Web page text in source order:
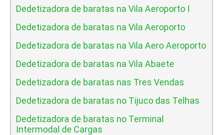
Dedetizadora de baratas na Vila Aeroporto I
Dedetizadora de baratas na Vila Aeroporto
Dedetizadora de baratas na Vila Aero Aeroporto
Dedetizadora de baratas na Vila Abaete
Dedetizadora de baratas nas Tres Vendas
Dedetizadora de baratas no Tijuco das Telhas
Dedetizadora de baratas no Terminal
Intermodal de Cargas